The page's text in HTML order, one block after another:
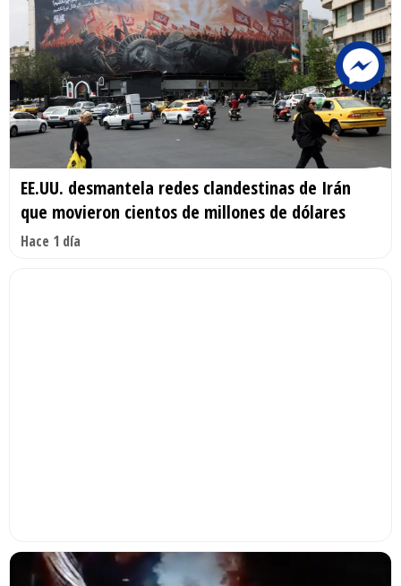
EE.UU. desmantela redes clandestinas de Irán
que movieron cientos de millones de dólares
Hace 1 día